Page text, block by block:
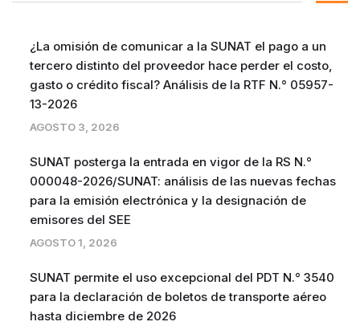
¿La omisión de comunicar a la SUNAT el pago a un
tercero distinto del proveedor hace perder el costo,
gasto o crédito fiscal? Análisis de la RTF N.° 05957-
13-2026
AGOSTO 3, 2026
SUNAT posterga la entrada en vigor de la RS N.°
000048-2026/SUNAT: análisis de las nuevas fechas
para la emisión electrónica y la designación de
emisores del SEE
AGOSTO 1, 2026
SUNAT permite el uso excepcional del PDT N.° 3540
para la declaración de boletos de transporte aéreo
hasta diciembre de 2026